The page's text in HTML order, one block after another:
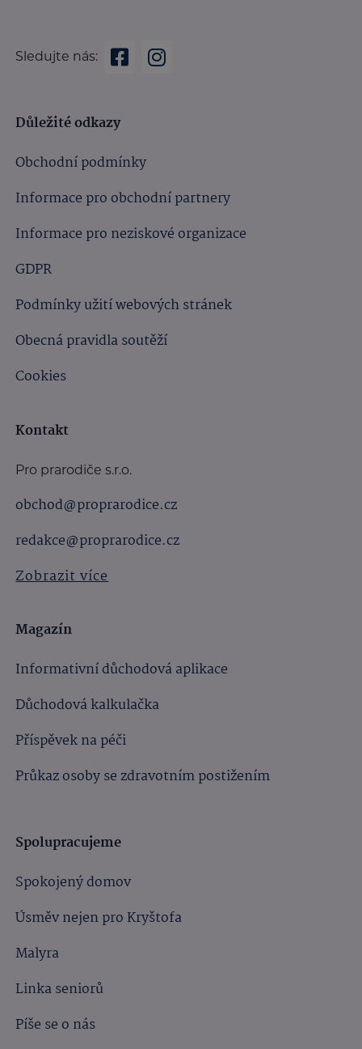
Sledujte nás:
Důležité odkazy
Obchodní podmínky
Informace pro obchodní partnery
Informace pro neziskové organizace
GDPR
Podmínky užití webových stránek
Obecná pravidla soutěží
Cookies
Kontakt
Pro prarodiče s.r.o.
obchod@proprarodice.cz
redakce@proprarodice.cz
Zobrazit více
Magazín
Informativní důchodová aplikace
Důchodová kalkulačka
Příspěvek na péči
Průkaz osoby se zdravotním postižením
Spolupracujeme
Spokojený domov
Úsměv nejen pro Kryštofa
Malyra
Linka seniorů
Píše se o nás